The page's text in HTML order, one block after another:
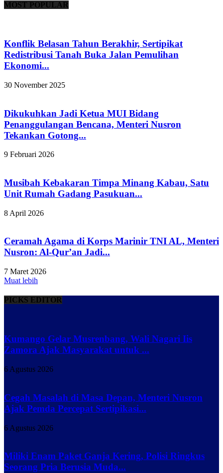
MOST POPULAR
Konflik Belasan Tahun Berakhir, Sertipikat
Redistribusi Tanah Buka Jalan Pemulihan
Ekonomi...
30 November 2025
Dikukuhkan Jadi Ketua MUI Bidang
Penanggulangan Bencana, Menteri Nusron
Tekankan Gotong...
9 Februari 2026
Musibah Kebakaran Timpa Minang Kabau, Satu
Unit Rumah Gadang Pasukuan...
8 April 2026
Ceramah Agama di Korps Marinir TNI AL, Menteri
Nusron: Al-Qur’an Jadi...
7 Maret 2026
Muat lebih
PICKS EDITOR
Kumango Gelar Musrenbang, Wali Nagari Iis
Zamora Ajak Masyarakat untuk ...
6 Agustus 2026
Cegah Masalah di Masa Depan, Menteri Nusron
Ajak Pemda Percepat Sertipikasi...
6 Agustus 2026
Miliki Enam Paket Ganja Kering, Polisi Ringkus
Seorang Pria Berusia Muda...